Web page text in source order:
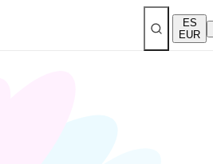
ES
EUR